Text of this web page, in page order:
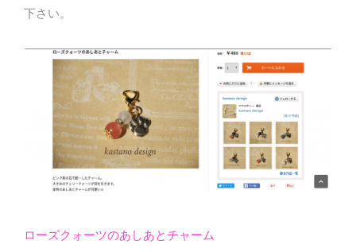
下さい。
ローズクォーツのあしあとチャーム